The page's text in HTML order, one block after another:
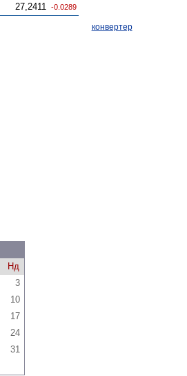
27,2411 -0.0289
конвертер
Нд
3
10
17
24
31